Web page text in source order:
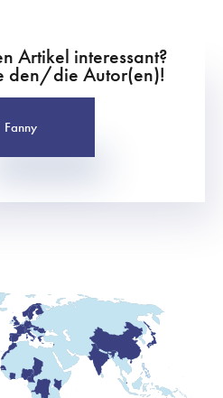
Artikel interessant?
den/die Autor(en)!
Fanny